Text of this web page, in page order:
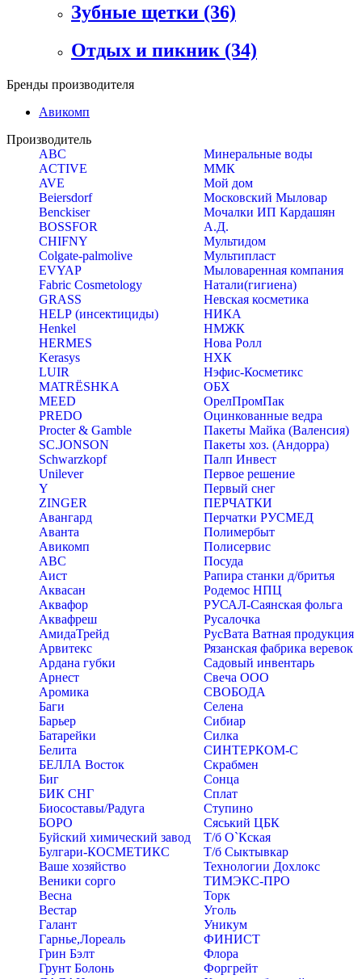
Зубные щетки (36)
Отдых и пикник (34)
Бренды производителя
Авикомп
Производитель
ABC
ACTIVE
AVE
Beiersdorf
Benckiser
BOSSFOR
CHIFNY
Colgate-palmolive
EVYAP
Fabric Cosmetology
GRASS
HELP (инсектициды)
Henkel
HERMES
Kerasys
LUIR
MATRЁSHKA
MEED
PREDO
Procter & Gamble
SC.JONSON
Schwarzkopf
Unilever
Y
ZINGER
Авангард
Аванта
Авикомп
АВС
Аист
Аквасан
Аквафор
Аквафреш
АмидаТрейд
Арвитекс
Ардана губки
Арнест
Аромика
Баги
Барьер
Батарейки
Белита
БЕЛЛА Восток
Биг
БИК СНГ
Биосоставы/Радуга
БОРО
Буйский химический завод
Булгари-КОСМЕТИКС
Ваше хозяйство
Веники сорго
Весна
Вестар
Галант
Гарнье,Лореаль
Грин Бэлт
Грунт Болонь
Минеральные воды
ММК
Мой дом
Московский Мыловар
Мочалки ИП Кардашян
А.Д.
Мультидом
Мультипласт
Мыловаренная компания
Натали(гигиена)
Невская косметика
НИКА
НМЖК
Нова Ролл
НХК
Нэфис-Косметикс
ОБХ
ОрелПромПак
Оцинкованные ведра
Пакеты Майка (Валенсия)
Пакеты хоз. (Андорра)
Палп Инвест
Первое решение
Первый снег
ПЕРЧАТКИ
Перчатки РУСМЕД
Полимербыт
Полисервис
Посуда
Рапира станки д/бритья
Родемос НПЦ
РУСАЛ-Саянская фольга
Русалочка
РусВата Ватная продукция
Рязанская фабрика веревок
Садовый инвентарь
Свеча ООО
СВОБОДА
Селена
Сибиар
Силка
СИНТЕРКОМ-С
Скрабмен
Сонца
Сплат
Ступино
Сяський ЦБК
Т/б О`Кская
Т/б Сыктывкар
Технологии Дохлокс
ТИМЭКС-ПРО
Торк
Уголь
Уникум
ФИНИСТ
Флора
Форгрейт